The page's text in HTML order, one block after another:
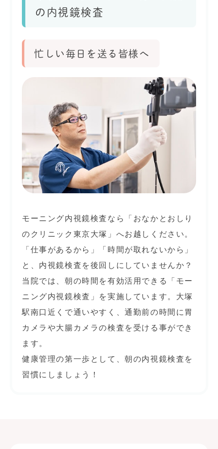
の内視鏡検査
忙しい毎日を送る皆様へ
モーニング内視鏡検査なら「おなかとおしり
のクリニック東京大塚」へお越しください。
「仕事があるから」「時間が取れないから」
と、内視鏡検査を後回しにしていませんか？
当院では、朝の時間を有効活用できる「モー
ニング内視鏡検査」を実施しています。大塚
駅南口近くで通いやすく、通勤前の時間に胃
カメラや大腸カメラの検査を受ける事ができ
ます。
健康管理の第一歩として、朝の内視鏡検査を
習慣にしましょう！